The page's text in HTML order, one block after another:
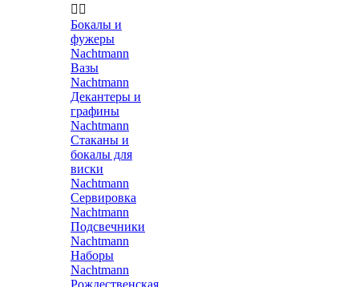
 
Бокалы и
фужеры
Nachtmann
Вазы
Nachtmann
Декантеры и
графины
Nachtmann
Стаканы и
бокалы для
виски
Nachtmann
Сервировка
Nachtmann
Подсвечники
Nachtmann
Наборы
Nachtmann
Рождественская